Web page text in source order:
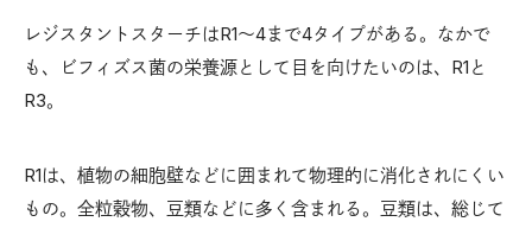
レジスタントスターチはR1〜4まで4タイプがある。なかで
も、ビフィズス菌の栄養源として目を向けたいのは、R1と
R3。
R1は、植物の細胞壁などに囲まれて物理的に消化されにくい
もの。全粒穀物、豆類などに多く含まれる。豆類は、総じて